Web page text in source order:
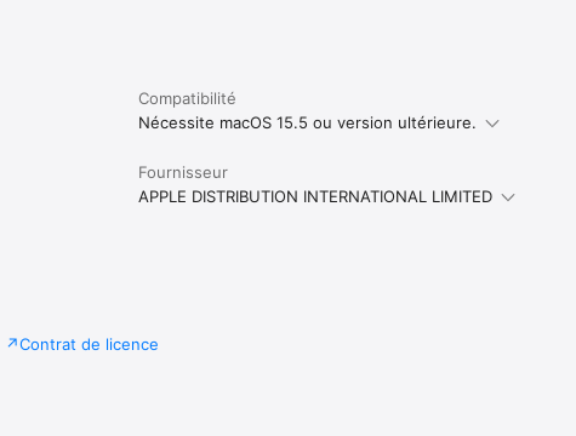
Compatibilité
Nécessite macOS 15.5 ou version ultérieure.
Fournisseur
APPLE DISTRIBUTION INTERNATIONAL LIMITED
Contrat de licence